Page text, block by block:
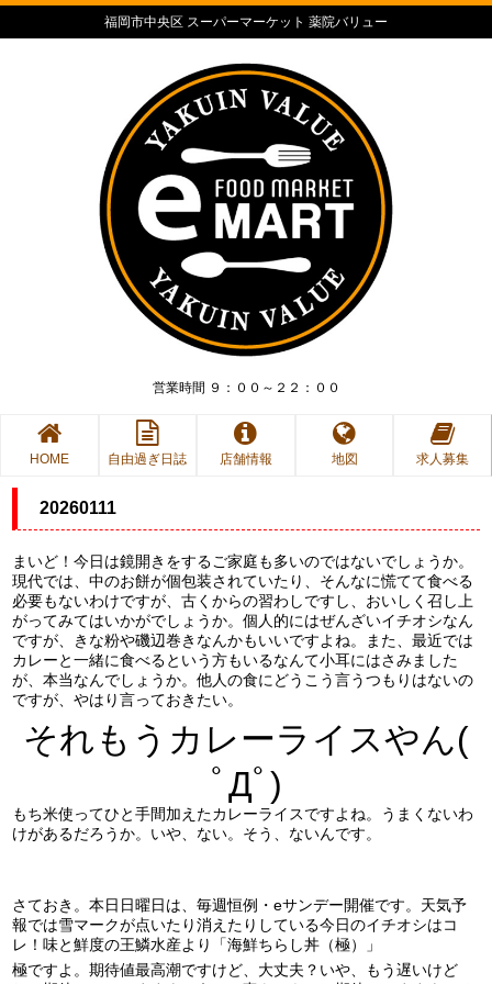
福岡市中央区 スーパーマーケット 薬院バリュー
営業時間 ９：００～２２：００
HOME 自由過ぎ日誌 店舗情報 地図 求人募集
20260111
まいど！今日は鏡開きをするご家庭も多いのではないでしょうか。
現代では、中のお餅が個包装されていたり、そんなに慌てて食べる
必要もないわけですが、古くからの習わしですし、おいしく召し上
がってみてはいかがでしょうか。個人的にはぜんざいイチオシなん
ですが、きな粉や磯辺巻きなんかもいいですよね。また、最近では
カレーと一緒に食べるという方もいるなんて小耳にはさみました
が、本当なんでしょうか。他人の食にどうこう言うつもりはないの
ですが、やはり言っておきたい。
それもうカレーライスやん(
ﾟДﾟ)
もち米使ってひと手間加えたカレーライスですよね。うまくないわ
けがあるだろうか。いや、ない。そう、ないんです。
さておき。本日日曜日は、毎週恒例・eサンデー開催です。天気予
報では雪マークが点いたり消えたりしている今日のイチオシはコ
レ！味と鮮度の王鱗水産より「海鮮ちらし丼（極）」
極ですよ。期待値最高潮ですけど、大丈夫？いや、もう遅いけど